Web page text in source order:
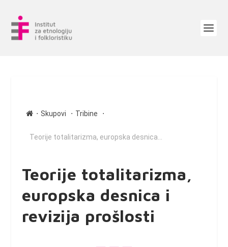
∙ Skupovi ∙ Tribine ∙
Teorije totalitarizma, europska desnica...
Teorije totalitarizma,
europska desnica i
revizija prošlosti